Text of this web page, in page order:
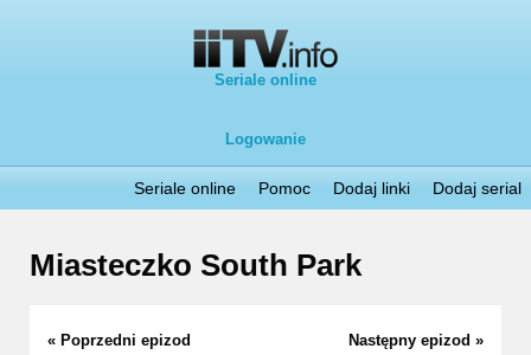
Seriale online
Logowanie
Seriale online Pomoc Dodaj linki Dodaj serial
Miasteczko South Park
« Poprzedni epizod Następny epizod »